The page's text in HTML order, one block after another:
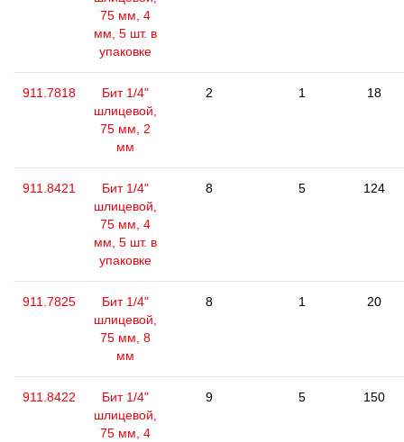
75 мм, 4
мм, 5 шт. в
упаковке
911.7818
Бит 1/4"
шлицевой,
75 мм, 2
мм
2 1 18
911.8421
Бит 1/4"
шлицевой,
75 мм, 4
мм, 5 шт. в
упаковке
8 5 124
911.7825
Бит 1/4"
шлицевой,
75 мм, 8
мм
8 1 20
911.8422
Бит 1/4"
шлицевой,
75 мм, 4
9 5 150